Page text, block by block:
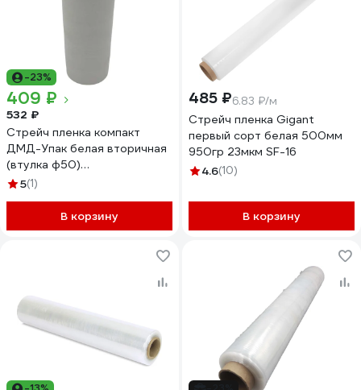
-23%
409 ₽
532 ₽
Стрейч пленка компакт
ДМД-Упак белая вторичная
(втулка ф50)
250мм/25мкм/1кг 2017023
5(1)
В корзину
485 ₽6.83 ₽/м
Стрейч пленка Gigant
первый сорт белая 500мм
950гр 23мкм SF-16
4.6(10)
В корзину